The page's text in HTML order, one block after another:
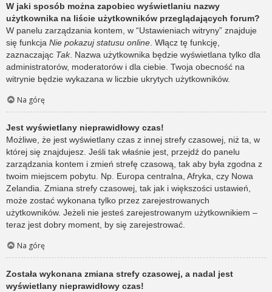
W jaki sposób można zapobiec wyświetlaniu nazwy
użytkownika na liście użytkowników przeglądających forum?
W panelu zarządzania kontem, w “Ustawieniach witryny” znajduje
się funkcja Nie pokazuj statusu online . Włącz tę funkcję,
zaznaczając Tak. Nazwa użytkownika będzie wyświetlana tylko dla
administratorów, moderatorów i dla ciebie. Twoja obecność na
witrynie będzie wykazana w liczbie ukrytych użytkowników.
Na górę
Jest wyświetlany nieprawidłowy czas!
Możliwe, że jest wyświetlany czas z innej strefy czasowej, niż ta, w
której się znajdujesz. Jeśli tak właśnie jest, przejdź do panelu
zarządzania kontem i zmień strefę czasową, tak aby była zgodna z
twoim miejscem pobytu. Np. Europa centralna, Afryka, czy Nowa
Zelandia. Zmiana strefy czasowej, tak jak i większości ustawień,
może zostać wykonana tylko przez zarejestrowanych
użytkowników. Jeżeli nie jesteś zarejestrowanym użytkownikiem –
teraz jest dobry moment, by się zarejestrować.
Na górę
Została wykonana zmiana strefy czasowej, a nadal jest
wyświetlany nieprawidłowy czas!